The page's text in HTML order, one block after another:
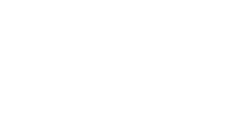
la pantalla.